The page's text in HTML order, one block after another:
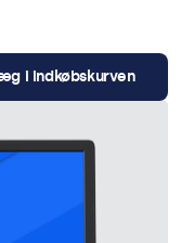
i indkøbskurven